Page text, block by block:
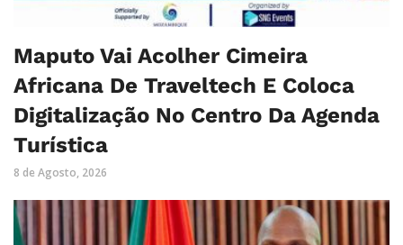
Maputo Vai Acolher Cimeira
Africana De Traveltech E Coloca
Digitalização No Centro Da Agenda
Turística
8 de Agosto, 2026